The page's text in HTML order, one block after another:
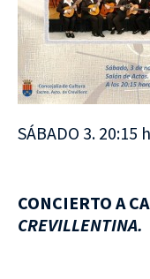
SÁBADO 3. 20:15
CONCIERTO A
CREVILLENTINA.